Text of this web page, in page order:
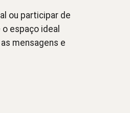
ou participar de
espaço ideal
mensagens e